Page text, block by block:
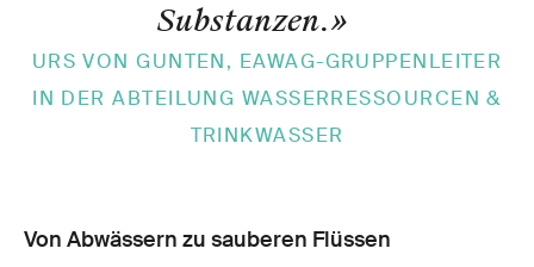
Substanzen.»
URS VON GUNTEN, EAWAG-GRUPPENLEITER
IN DER ABTEILUNG WASSERRESSOURCEN &
TRINKWASSER
Von Abwässern zu sauberen Flüssen